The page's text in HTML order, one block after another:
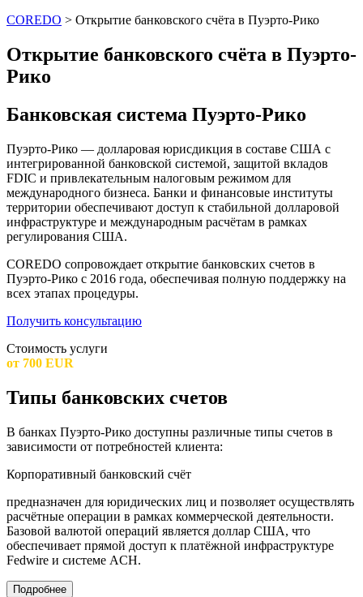
COREDO > Открытие банковского счёта в Пуэрто-Рико
Открытие банковского счёта в Пуэрто-
Рико
Банковская система Пуэрто-Рико
Пуэрто-Рико — долларовая юрисдикция в составе США с
интегрированной банковской системой, защитой вкладов
FDIC и привлекательным налоговым режимом для
международного бизнеса. Банки и финансовые институты
территории обеспечивают доступ к стабильной долларовой
инфраструктуре и международным расчётам в рамках
регулирования США.
COREDO сопровождает открытие банковских счетов в
Пуэрто-Рико с 2016 года, обеспечивая полную поддержку на
всех этапах процедуры.
Получить консультацию
Стоимость услуги
от 700 EUR
Типы банковских счетов
В банках Пуэрто-Рико доступны различные типы счетов в
зависимости от потребностей клиента:
Корпоративный банковский счёт
предназначен для юридических лиц и позволяет осуществлять
расчётные операции в рамках коммерческой деятельности.
Базовой валютой операций является доллар США, что
обеспечивает прямой доступ к платёжной инфраструктуре
Fedwire и системе ACH.
Подробнее